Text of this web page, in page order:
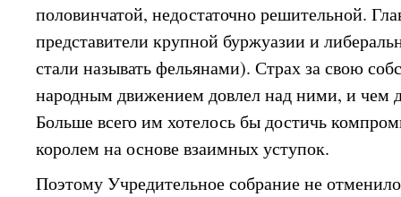
половинчатой, недостаточно решительной.
представители крупной буржуазии и
стали называть фельянами). Страх за свою
народным движением довлел над ними, и чем
Больше всего им хотелось бы достичь
королем на основе взаимных уступок.
Поэтому Учредительное собрание не